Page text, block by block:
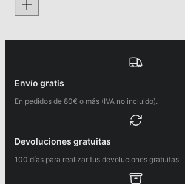
Envío gratis
En pedidos de 80€ o más (IVA no incluido).
Devoluciones gratuitas
100 días para realizar tus devoluciones gratuitas.